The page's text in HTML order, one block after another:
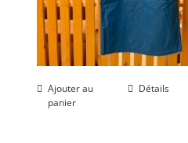
Ajouter au
panier
Détails